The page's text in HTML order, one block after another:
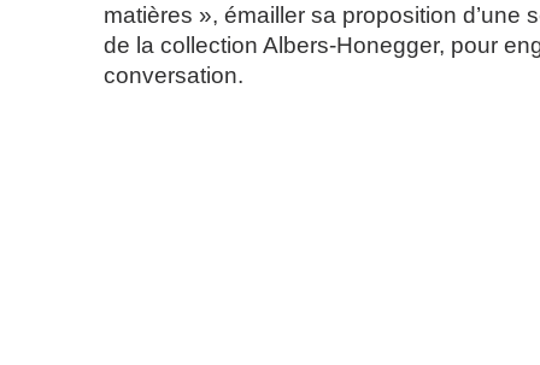
matières », émailler sa proposition d’une
de la collection Albers-Honegger, pour
conversation.